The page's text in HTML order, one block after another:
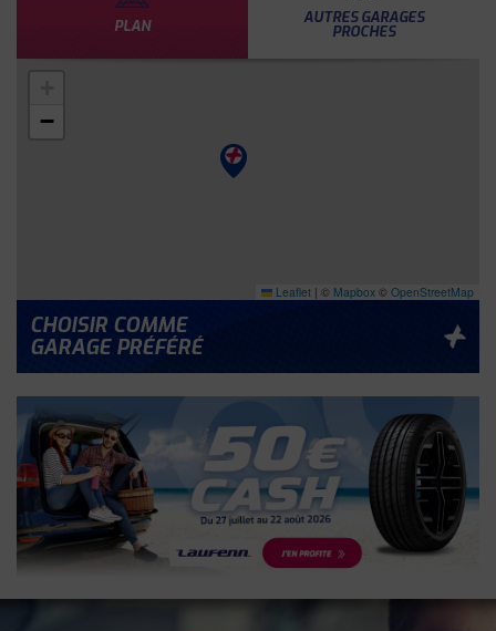
PLAN AUTRES GARAGES
PROCHES
−
Leaflet | © Mapbox © OpenStreetMap
CHOISIR COMME
GARAGE PRÉFÉRÉ